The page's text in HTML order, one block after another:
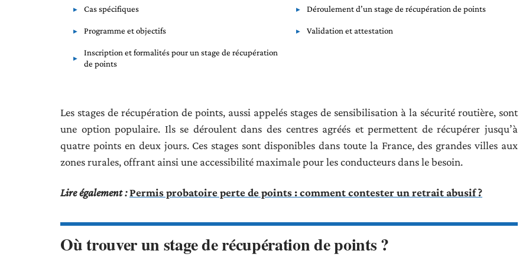
Cas spécifiques Déroulement d’un stage de récupération de points
Programme et objectifs Validation et attestation
Inscription et formalités pour un stage de récupération
de points
Les stages de récupération de points, aussi appelés stages de sensibilisation à la sécurité routière, sont
une option populaire. Ils se déroulent dans des centres agréés et permettent de récupérer jusqu’à
quatre points en deux jours. Ces stages sont disponibles dans toute la France, des grandes villes aux
zones rurales, offrant ainsi une accessibilité maximale pour les conducteurs dans le besoin.
Lire également :Permis probatoire perte de points : comment contester un retrait abusif ?
Où trouver un stage de récupération de points ?